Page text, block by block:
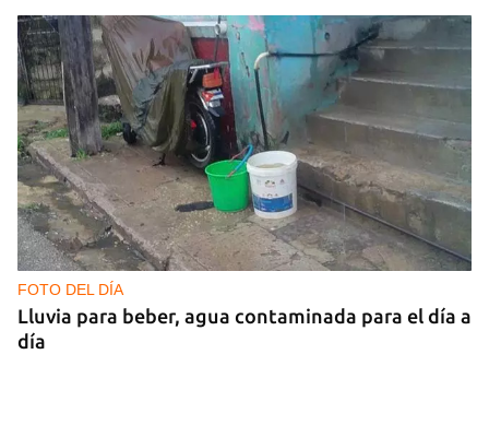
FOTO DEL DÍA
Lluvia para beber, agua contaminada para el día a
día